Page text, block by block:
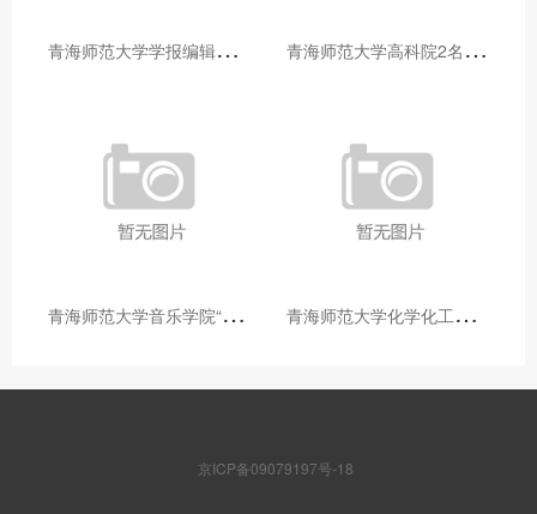
青
海师范大学学报编辑部赴大通县城关镇上毛佰胜村开展帮扶慰问活动 青
海师范大学高科院2名专家当选中国科学院院士
青
海师范大学音乐学院“青舞华章”本科舞蹈专业中期汇报圆满落幕 青
海师范大学化学化工学院开展铸牢中华民族共同体意识大讲堂活动
京ICP备09079197号-18